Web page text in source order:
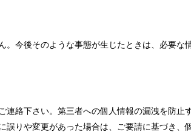
今後そのような事態が生じたときは、必要な
絡下さい。第三者への個人情報の漏洩を防止
りや変更があった場合は、ご要請に基づき、